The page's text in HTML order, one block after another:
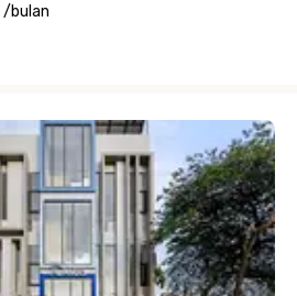
/bulan